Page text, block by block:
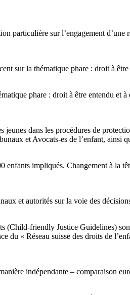
particulière sur l’engagement
sur la thématique phare : droit à
phare : droit à être entendu et
dans les procédures de
et Avocats-es de l’enfant, ainsi
enfants impliqués. Changement à
et autorités sur la voie des
(Child-friendly Justice Guidelines)
du « Réseau suisse des droits de
indépendante – comparaison